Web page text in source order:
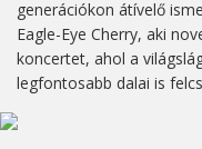
generációkon átívelő
Eagle-Eye Cherry, aki
koncertet, ahol a
legfontosabb dalai is